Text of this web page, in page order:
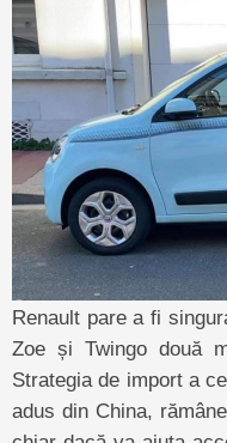
Renault pare a fi
Zoe și Twingo două
Strategia de import a
adus din China,